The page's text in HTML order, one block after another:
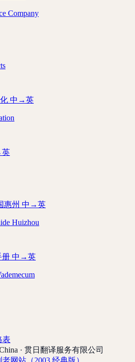
Company
中→英
惠州 中→英
Huizhou
册 中→英
表
· 贯日翻译服务有限公司
老网站（2003 经典版）